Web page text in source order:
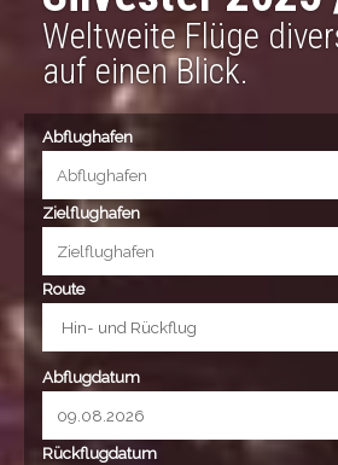
Weltweite Flüge
auf einen Blick.
Abflughafen
Zielflughafen
Route
Abflugdatum
Rückflugdatum